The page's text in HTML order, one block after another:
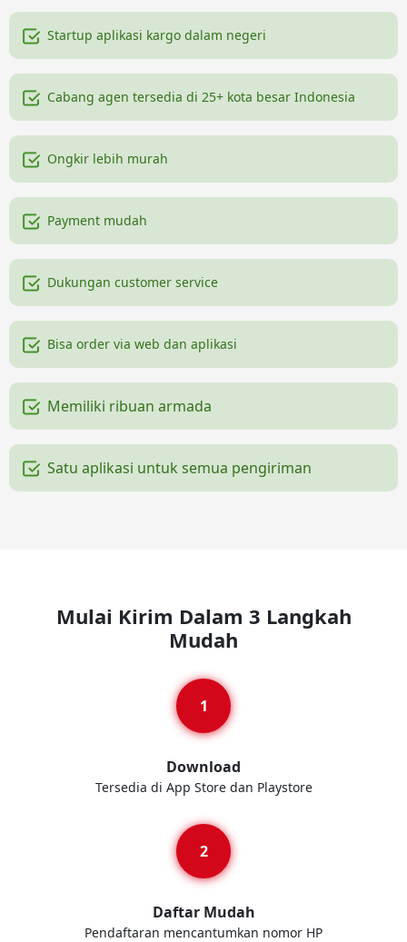
Startup aplikasi kargo dalam negeri
Cabang agen tersedia di 25+ kota besar Indonesia
Ongkir lebih murah
Payment mudah
Dukungan customer service
Bisa order via web dan aplikasi
Memiliki ribuan armada
Satu aplikasi untuk semua pengiriman
Mulai Kirim Dalam 3 Langkah
Mudah
Download
Tersedia di App Store dan Playstore
Daftar Mudah
Pendaftaran mencantumkan nomor HP